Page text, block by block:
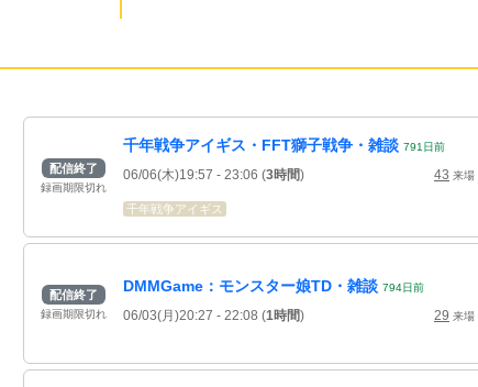
配信終了
録画期限切れ
千年戦争アイギス・FFT獅子戦争・雑談 791 日前
06/06(木)19:57 - 23:06 (3時間) 43 来場
千年戦争アイギス
配信終了
録画期限切れ
DMMGame：モンスター娘TD・雑談 794日前
06/03(月)20:27 - 22:08 (1時間) 29 来場